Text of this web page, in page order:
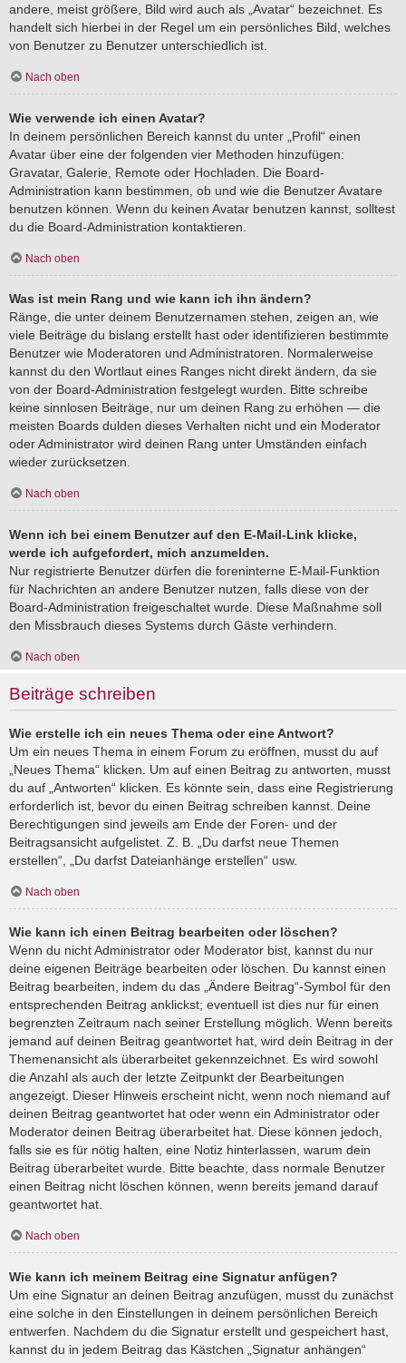
andere, meist größere, Bild wird auch als „Avatar“ bezeichnet. Es
handelt sich hierbei in der Regel um ein persönliches Bild, welches
von Benutzer zu Benutzer unterschiedlich ist.
Nach oben
Wie verwende ich einen Avatar?
In deinem persönlichen Bereich kannst du unter „Profil“ einen
Avatar über eine der folgenden vier Methoden hinzufügen:
Gravatar, Galerie, Remote oder Hochladen. Die Board-
Administration kann bestimmen, ob und wie die Benutzer Avatare
benutzen können. Wenn du keinen Avatar benutzen kannst, solltest
du die Board-Administration kontaktieren.
Nach oben
Was ist mein Rang und wie kann ich ihn ändern?
Ränge, die unter deinem Benutzernamen stehen, zeigen an, wie
viele Beiträge du bislang erstellt hast oder identifizieren bestimmte
Benutzer wie Moderatoren und Administratoren. Normalerweise
kannst du den Wortlaut eines Ranges nicht direkt ändern, da sie
von der Board-Administration festgelegt wurden. Bitte schreibe
keine sinnlosen Beiträge, nur um deinen Rang zu erhöhen — die
meisten Boards dulden dieses Verhalten nicht und ein Moderator
oder Administrator wird deinen Rang unter Umständen einfach
wieder zurücksetzen.
Nach oben
Wenn ich bei einem Benutzer auf den E-Mail-Link klicke,
werde ich aufgefordert, mich anzumelden.
Nur registrierte Benutzer dürfen die foreninterne E-Mail-Funktion
für Nachrichten an andere Benutzer nutzen, falls diese von der
Board-Administration freigeschaltet wurde. Diese Maßnahme soll
den Missbrauch dieses Systems durch Gäste verhindern.
Nach oben
Beiträge schreiben
Wie erstelle ich ein neues Thema oder eine Antwort?
Um ein neues Thema in einem Forum zu eröffnen, musst du auf
„Neues Thema“ klicken. Um auf einen Beitrag zu antworten, musst
du auf „Antworten“ klicken. Es könnte sein, dass eine Registrierung
erforderlich ist, bevor du einen Beitrag schreiben kannst. Deine
Berechtigungen sind jeweils am Ende der Foren- und der
Beitragsansicht aufgelistet. Z. B. „Du darfst neue Themen
erstellen“, „Du darfst Dateianhänge erstellen“ usw.
Nach oben
Wie kann ich einen Beitrag bearbeiten oder löschen?
Wenn du nicht Administrator oder Moderator bist, kannst du nur
deine eigenen Beiträge bearbeiten oder löschen. Du kannst einen
Beitrag bearbeiten, indem du das „Ändere Beitrag“-Symbol für den
entsprechenden Beitrag anklickst; eventuell ist dies nur für einen
begrenzten Zeitraum nach seiner Erstellung möglich. Wenn bereits
jemand auf deinen Beitrag geantwortet hat, wird dein Beitrag in der
Themenansicht als überarbeitet gekennzeichnet. Es wird sowohl
die Anzahl als auch der letzte Zeitpunkt der Bearbeitungen
angezeigt. Dieser Hinweis erscheint nicht, wenn noch niemand auf
deinen Beitrag geantwortet hat oder wenn ein Administrator oder
Moderator deinen Beitrag überarbeitet hat. Diese können jedoch,
falls sie es für nötig halten, eine Notiz hinterlassen, warum dein
Beitrag überarbeitet wurde. Bitte beachte, dass normale Benutzer
einen Beitrag nicht löschen können, wenn bereits jemand darauf
geantwortet hat.
Nach oben
Wie kann ich meinem Beitrag eine Signatur anfügen?
Um eine Signatur an deinen Beitrag anzufügen, musst du zunächst
eine solche in den Einstellungen in deinem persönlichen Bereich
entwerfen. Nachdem du die Signatur erstellt und gespeichert hast,
kannst du in jedem Beitrag das Kästchen „Signatur anhängen“